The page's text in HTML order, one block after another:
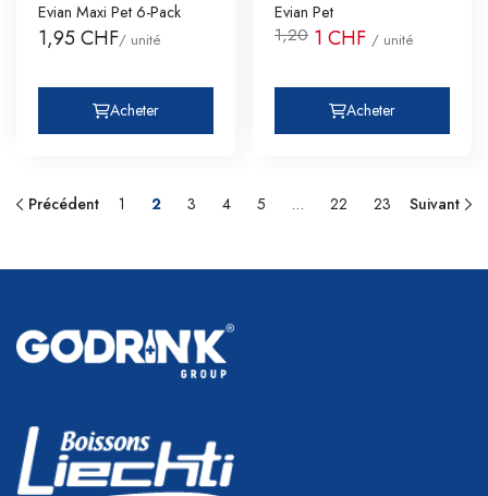
Evian Maxi Pet 6-Pack
1,95 CHF/ unité
Acheter
Evian Pet
1,20 1 CHF / unité
Acheter
Précédent 1 2 3 4 5 … 22 23 Suivant